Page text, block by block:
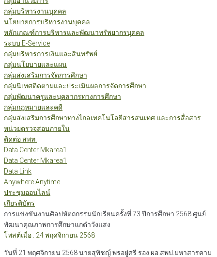
กลุ่มบริหารงานบุคคล
นโยบายการบริหารงานบุคคล
หลักเกณฑ์การบริหารและพัฒนาทรัพยากรบุคคล
ระบบ E-Service
กลุ่มบริหารการเงินและสินทรัพย์
กลุ่มนโยบายและแผน
กลุ่มส่งเสริมการจัดการศึกษา
กลุ่มนิเทศติดตามและประเมินผลการจัดการศึกษา
กลุ่มพัฒนาครูและบุคลากรทางการศึกษา
กลุ่มกฎหมายและคดี
กลุ่มส่งเสริมการศึกษาทางไกลเทคโนโลยีสารสนเทศ และการสื่อสาร
หน่วยตรวจสอบภายใน
ติดต่อ สพท.
Data Center Mkarea1
Data Center Mkarea1
Data Link
Anywhere Anytime
ประชุมออนไลน์
เกียรติบัตร
การแข่งขันงานศิลปหัตถกรรมนักเรียนครั้งที่ 73 ปีการศึกษา 2568 ศูนย์
พัฒนาคุณภาพการศึกษาแกดำวังแสง
โพสต์เมื่อ : 24 พฤศจิกายน 2568
วันที่ 21 พฤศจิกายน 2568 นายสุพิชญ์ พรอยู่ศรี รอง ผอ.สพป.มหาสารคาม